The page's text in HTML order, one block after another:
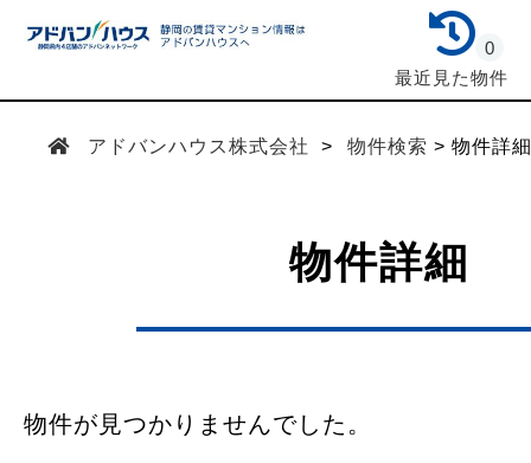
最近見た物件
0
アドバンハウス株式会社 物件検索 物件詳細
物件詳細
物件が見つかりませんでした。